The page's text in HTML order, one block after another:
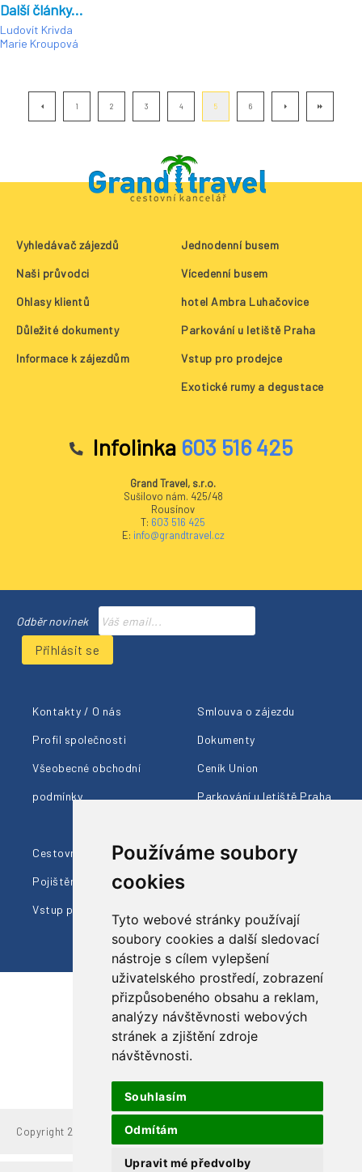
Používáme soubory
cookies
Tyto webové stránky používají
soubory cookies a další sledovací
nástroje s cílem vylepšení
uživatelského prostředí, zobrazení
přizpůsobeného obsahu a reklam,
analýzy návštěvnosti webových
stránek a zjištění zdroje
návštěvnosti.
Souhlasím
Odmítám
Upravit mé předvolby
Další články...
Ludovít Krivda
Marie Kroupová
1 2 3 4 5 6
Vyhledávač zájezdů
Naši průvodci
Ohlasy klientů
Jednodenní busem
Vícedenní busem
hotel Ambra Luhačovice
Důležité dokumenty
Informace k zájezdům
Parkování u letiště Praha
Vstup pro prodejce
Exotické rumy a degustace
Infolinka 603 516 425
Grand Travel, s.r.o.
Sušilovo nám. 425/48
Rousínov
T: 603 516 425
E: info@grandtravel.cz
Odběr novinek
Přihlásit se
Kontakty / O nás
Profil společnosti
Všeobecné obchodní
podmínky
Smlouva o zájezdu
Dokumenty
Ceník Union
Parkování u letiště Praha
Cestovní pojištění
Pojištění proti úpadku
Ohlasy klientů
Vstup pro prodejce
Sledujte nás
Copyright 2022 Grand Travel, s.r.o.